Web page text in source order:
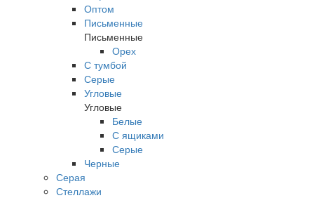
Оптом
Письменные
Письменные
Орех
С тумбой
Серые
Угловые
Угловые
Белые
С ящиками
Серые
Черные
Серая
Стеллажи